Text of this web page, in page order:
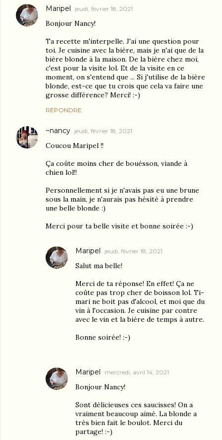
Maripel jeudi, février 18, 2021
Bonjour Nancy!
Ta recette m'interpelle. J'ai une question pour
toi. Je cuisine avec la bière, mais je n'ai que de la
bière blonde à la maison. De la bière chez moi,
c'est pour la visite lol. Et de la visite en ce
moment, on s'entend que ... Si j'utilise de la bière
blonde, est-ce que tu crois que cela va faire une
grosse différence? Merci! :-)
RÉPONDRE
~nancy jeudi, février 18, 2021
Coucou Maripel !!
Ça coûte moins cher de bouésson, viande à
chien lol!!
Personnellement si je n'avais pas eu une brune
sous la main, je n'aurais pas hésité à prendre
une belle blonde :)
Merci pour ta belle visite et bonne soirée :-)
Maripel jeudi, février 18, 2021
Salut ma belle!
Merci de ta réponse! En effet! Ça ne
coûte pas trop cher de boisson lol. Ti-
mari ne boit pas d'alcool, et moi que du
vin à l'occasion. Je cuisine par contre
avec le vin et la bière de temps à autre.
Bonne soirée! :-)
Maripel mercredi, avril 14, 2021
Bonjour Nancy!
Sont délicieuses ces saucisses! On a
vraiment beaucoup aimé. La blonde a
très bien fait le boulot. Merci du
partage! :-)